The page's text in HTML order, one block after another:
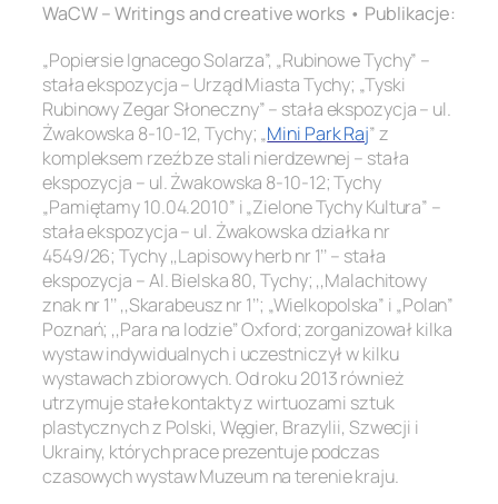
WaCW – Writings and creative works • Publikacje:
„Popiersie Ignacego Solarza”, „Rubinowe Tychy” –
stała ekspozycja – Urząd Miasta Tychy; „Tyski
Rubinowy Zegar Słoneczny” – stała ekspozycja – ul.
Żwakowska 8-10-12, Tychy; „Mini Park Raj” z
kompleksem rzeźb ze stali nierdzewnej – stała
ekspozycja – ul. Żwakowska 8-10-12; Tychy
„Pamiętamy 10.04.2010” i „Zielone Tychy Kultura” –
stała ekspozycja – ul. Żwakowska działka nr
4549/26; Tychy ,,Lapisowy herb nr 1’’ – stała
ekspozycja – Al. Bielska 80, Tychy; ,,Malachitowy
znak nr 1’’ ,,Skarabeusz nr 1’’; „Wielkopolska” i „Polan”
Poznań; ,,Para na lodzie’’ Oxford; zorganizował kilka
wystaw indywidualnych i uczestniczył w kilku
wystawach zbiorowych. Od roku 2013 również
utrzymuje stałe kontakty z wirtuozami sztuk
plastycznych z Polski, Węgier, Brazylii, Szwecji i
Ukrainy, których prace prezentuje podczas
czasowych wystaw Muzeum na terenie kraju.